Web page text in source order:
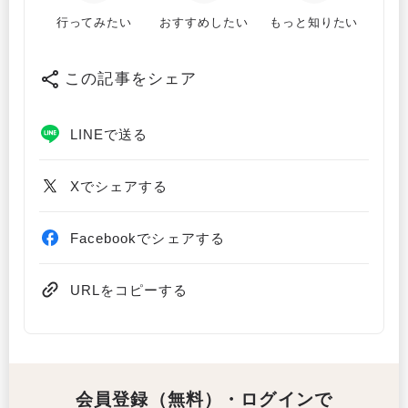
行ってみたい おすすめしたい もっと知りたい
この記事をシェア
LINEで送る
Xでシェアする
Facebookでシェアする
URLをコピーする
会員登録（無料）・ログインで